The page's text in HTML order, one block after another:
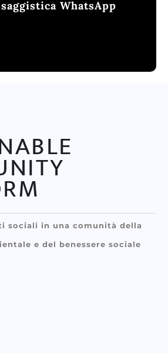
WhatsApp
sociali in una comunità della
e del benessere sociale